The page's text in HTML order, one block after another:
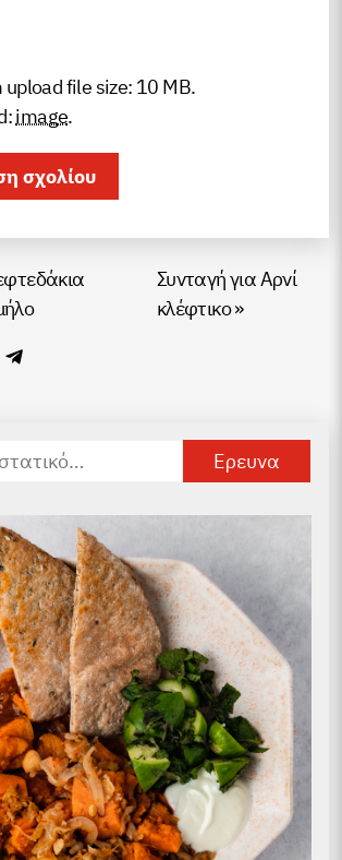
file size: 10 MB.
image.
Συνταγή για Αρνί
κλέφτικο»
ShareShare